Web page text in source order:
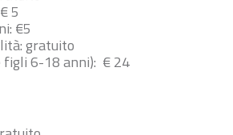
5
€5
gratuito
figli 6-18 anni): € 24